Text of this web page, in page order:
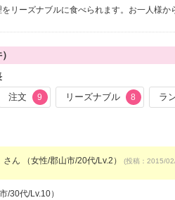
リーズナブルに食べられます。お一人様
注文 9 リーズナブル 8 ラ
さん （女性/郡山市/20代/Lv.2） (投稿：2015/
/30代/Lv.10）